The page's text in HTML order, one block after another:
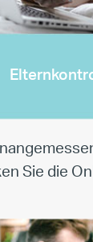
Sie die